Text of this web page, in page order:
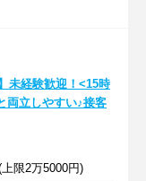
未経験歓迎！<15時
両立しやすい♪接客
限2万5000円)